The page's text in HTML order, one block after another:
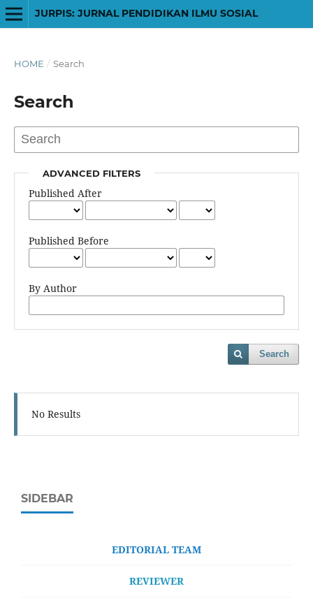
JURPIS: JURNAL PENDIDIKAN ILMU SOSIAL
HOME / Search
Search
ADVANCED FILTERS
Published After
Published Before
By Author
Search
No Results
SIDEBAR
EDITORIAL TEAM
REVIEWER